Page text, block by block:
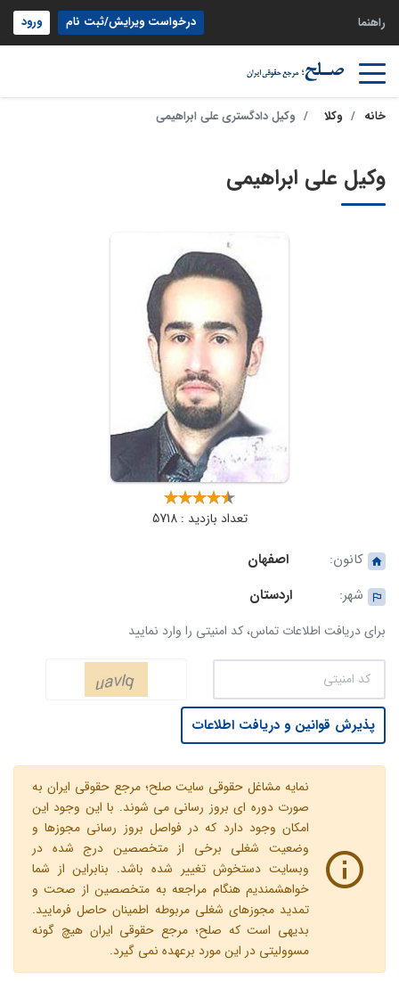
راهنما درخواست ویرایش/ثبت نام ورود
خانه وکلا وکیل دادگستری علی ابراهیمی
وکیل علی ابراهیمی
تعداد بازدید : 5718
کانون:
اصفهان
شهر:
اردستان
برای دریافت اطلاعات تماس، کد امنیتی را وارد نمایید
پذیرش قوانین و دریافت اطلاعات
نمایه مشاغل حقوقی سایت صلح؛ مرجع حقوقی ایران به
صورت دوره ای بروز رسانی می شوند. با این وجود این
امکان وجود دارد که در فواصل بروز رسانی مجوزها و
وضعیت شغلی برخی از متخصصین درج شده در
وبسایت دستخوش تغییر شده باشد. بنابراین از شما
خواهشمندیم هنگام مراجعه به متخصصین از صحت و
تمدید مجوزهای شغلی مربوطه اطمینان حاصل فرمایید.
بدیهی است که صلح؛ مرجع حقوقی ایران هیچ گونه
مسوولیتی در این مورد برعهده نمی گیرد.